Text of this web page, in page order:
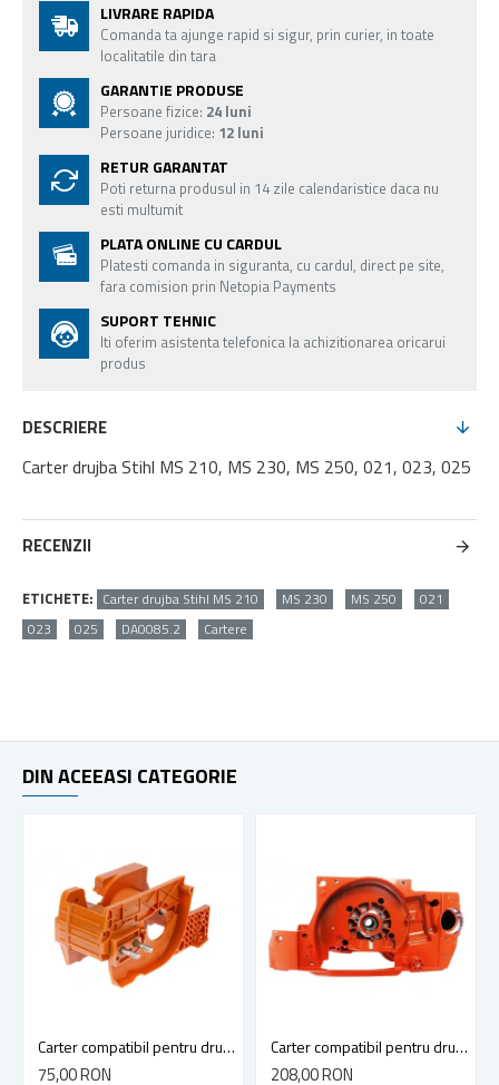
LIVRARE RAPIDA
Comanda ta ajunge rapid si sigur, prin curier, in toate
localitatile din tara
GARANTIE PRODUSE
Persoane fizice: 24 luni
Persoane juridice: 12 luni
RETUR GARANTAT
Poti returna produsul in 14 zile calendaristice daca nu
esti multumit
PLATA ONLINE CU CARDUL
Platesti comanda in siguranta, cu cardul, direct pe site,
fara comision prin Netopia Payments
SUPORT TEHNIC
Iti oferim asistenta telefonica la achizitionarea oricarui
produs
DESCRIERE
Carter drujba Stihl MS 210, MS 230, MS 250, 021, 023, 025
RECENZII
ETICHETE: Carter drujba Stihl MS 210 MS 230 MS 250
021
023
025 DA0085.2 Cartere
DIN ACEEASI CATEGORIE
Carter compatibil pentru drujba Husqvarna 136, 137,141, 142
75,00 RON
Carter compatibil pentru drujba Husqvarna 365, 371, 372
208,00 RON